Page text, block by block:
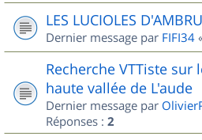
LES LUCIOLES
Dernier message par FIFI34
Recherche VTTiste sur
haute vallée de L'aude
Dernier message par
Réponses : 2